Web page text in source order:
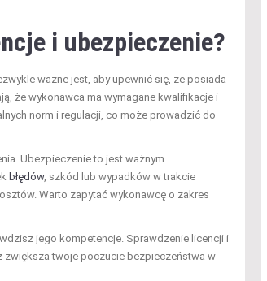
i ubezpieczenie?
ważne jest, aby upewnić się, że posiada
że wykonawca ma wymagane kwalifikacje i
norm i regulacji, co może prowadzić do
Ubezpieczenie to jest ważnym
błędów, szkód lub wypadków w trakcie
Warto zapytać wykonawcę o zakres
jego kompetencje. Sprawdzenie licencji i
zwiększa twoje poczucie bezpieczeństwa w